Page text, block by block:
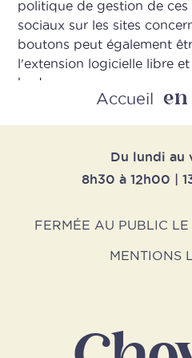
politique de gestion de ces
sociaux sur les sites
boutons peut également
l'extension logicielle libre
badger
Accueil
Du lundi au
8h30 à 12h00 |
FERMÉE AU PUBLIC
MENTIONS